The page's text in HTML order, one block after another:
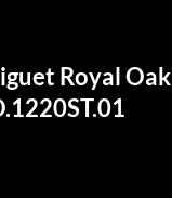
Royal Oak